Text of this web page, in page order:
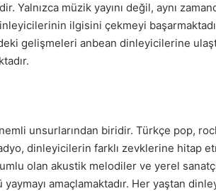
Yalnızca müzik yayını değil, aynı
ilgisini çekmeyi
gelişmeleri anbean dinleyicilerine
unsurlarından biridir. Türkçe pop,
dinleyicilerin farklı zevklerine hitap
olan akustik melodiler ve yerel
amaçlamaktadır. Her yaştan